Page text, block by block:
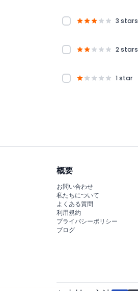
3 stars
2 stars
1 star
概要
お問い合わせ
私たちについて
よくある質問
利用規約
プライバシーポリシー
ブログ